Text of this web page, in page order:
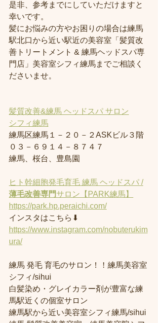
是非、参考までにしていただけますと
幸いです。
髪にお悩みの方やお困りの場合は練馬
駅北口から近い駅近の美容室「髪質改
善トリートメント & 練馬ヘッドスパ専
門店」美容室シフィ練馬までご相談く
ださいませ。
髪質改善&練馬 ヘッドスパ サロン
シフィ練馬
練馬区練馬１－２０－２ASKビル３階
０３－６９１４－８７４７
練馬、桜台、豊島園
ヒト幹細胞発毛育毛 練馬 ヘッドスパ /
薄毛改善専門サロン【PARK練馬】
https://park.hp.peraichi.com/
インスタはこちら⬇︎
https://www.instagram.com/nobuterukim
ura/
練馬 発毛 育毛のサロン！！練馬美容室
シフィ/sihui
白髪染め・グレイカラー剤が豊富な練
馬駅近くの個室サロン
練馬駅から近い美容室シフィ練馬/sihui